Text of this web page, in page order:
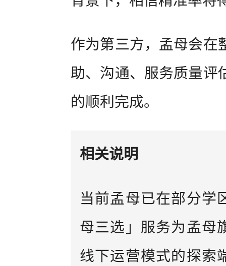
作为第三方，孟母会在
助、沟通、服务质量评
的顺利完成。
相关说明
当前孟母已在部分学
母三选」服务为孟母
线下运营模式的探索